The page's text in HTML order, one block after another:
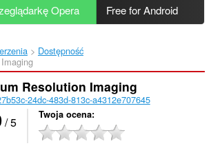
Opera Free for Android
Dostępność
Resolution Imaging
24dc-483d-813c-a4312e707645
/ 5 Twoja ocena